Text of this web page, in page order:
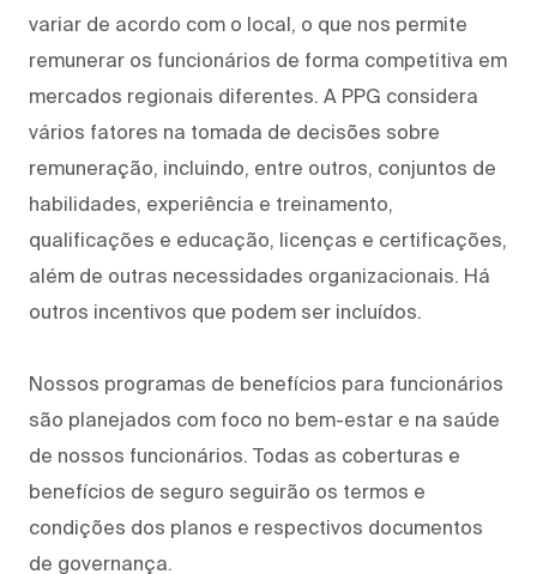
variar de acordo com o local, o que nos permite
remunerar os funcionários de forma competitiva em
mercados regionais diferentes. A PPG considera
vários fatores na tomada de decisões sobre
remuneração, incluindo, entre outros, conjuntos de
habilidades, experiência e treinamento,
qualificações e educação, licenças e certificações,
além de outras necessidades organizacionais. Há
outros incentivos que podem ser incluídos.
Nossos programas de benefícios para funcionários
são planejados com foco no bem-estar e na saúde
de nossos funcionários. Todas as coberturas e
benefícios de seguro seguirão os termos e
condições dos planos e respectivos documentos
de governança.